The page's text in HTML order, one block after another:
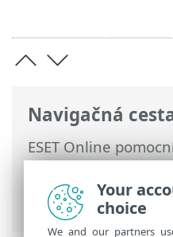
Navigačná
ESET Online
Office Security>
Office Security>
prístupu
Your
choice
We and our partners